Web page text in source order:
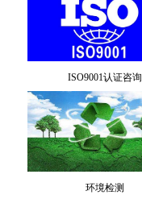
ISO9001认证咨询
环境检测